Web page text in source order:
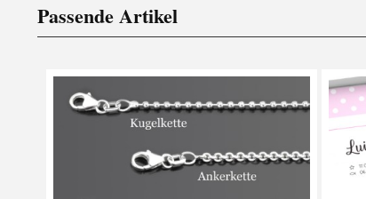
Passende Artikel